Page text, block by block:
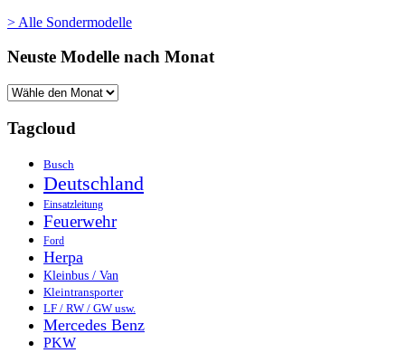
> Alle Sondermodelle
Neuste Modelle nach Monat
Tagcloud
Busch
Deutschland
Einsatzleitung
Feuerwehr
Ford
Herpa
Kleinbus / Van
Kleintransporter
LF / RW / GW usw.
Mercedes Benz
PKW